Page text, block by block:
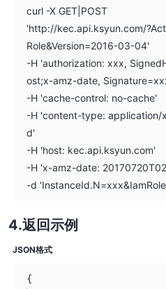
curl -X GET|POST
'http://kec.api.ksyun.com/
Role&Version=2016-03-04'
-H 'authorization: xxx,
ost;x-amz-date,
-H 'cache-control: no-cache'
-H 'content-type:
d'
-H 'host: kec.api.ksyun.com'
-H 'x-amz-date:
-d
返回示例
JSON格式
{